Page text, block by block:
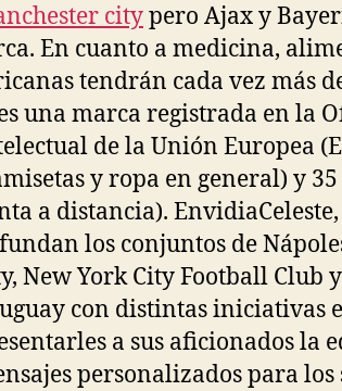
citypero Ajax y
En cuanto a medicina,
tendrán cada vez más
una marca registrada en la
de la Unión Europea
y ropa en general) y
a distancia). EnvidiaCeleste,
los conjuntos de
New York City Football Club
con distintas iniciativas
a sus aficionados la
personalizados para los